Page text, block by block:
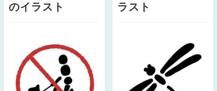
のイラスト
ラスト